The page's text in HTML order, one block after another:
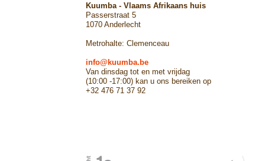
Kuumba - Vlaams Afrikaans huis
Passerstraat 5
1070 Anderlecht
Metrohalte: Clemenceau
info@kuumba.be
Van dinsdag tot en met vrijdag
(10:00 -17:00) kan u ons bereiken op
+32 476 71 37 92